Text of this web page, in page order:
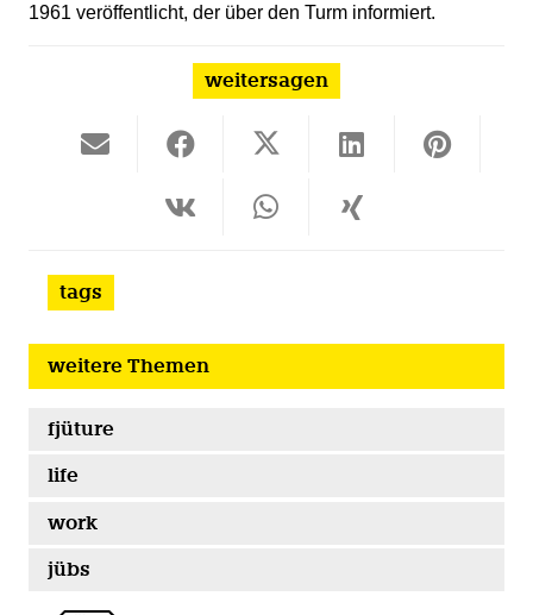
1961 veröffentlicht, der über den Turm informiert.
weitersagen
tags
weitere Themen
fjüture
life
work
jübs